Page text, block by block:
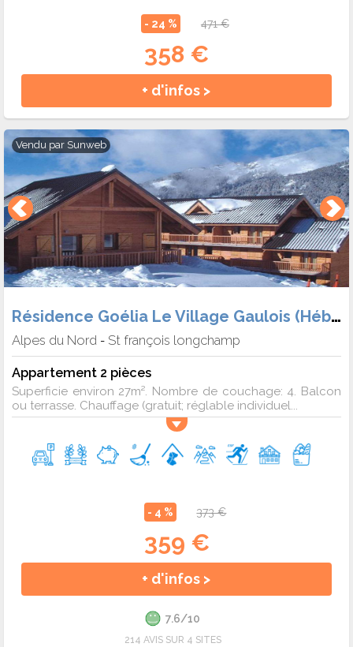
- 24 % 471 €
358 €
+ d'infos >
Vendu par Sunweb
Résidence Goélia Le Village Gaulois (Hébergement + Forf.)
Alpes du Nord - St françois longchamp
Appartement 2 pièces
Superficie environ 27m². Nombre de couchage: 4. Balcon
ou terrasse. Chauffage (gratuit; réglable individuel...
- 4 % 373 €
359 €
+ d'infos >
7.6/10
214 AVIS SUR 4 SITES